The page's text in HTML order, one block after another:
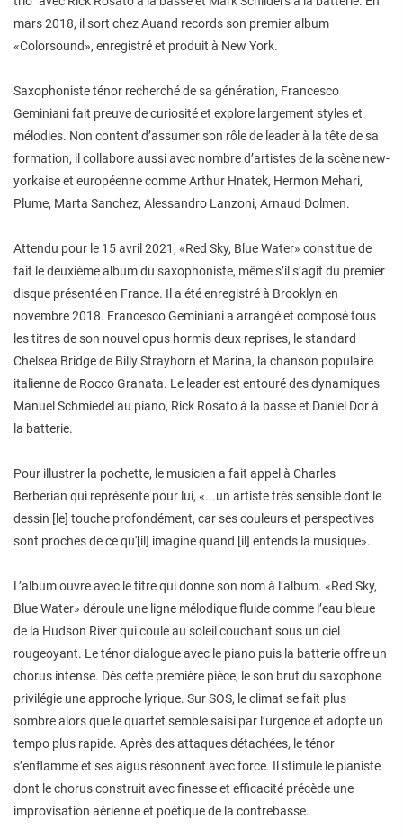
mars 2018, il sort chez Auand records son premier album
«Colorsound», enregistré et produit à New York.
Saxophoniste ténor recherché de sa génération, Francesco
Geminiani fait preuve de curiosité et explore largement styles et
mélodies. Non content d’assumer son rôle de leader à la tête de sa
formation, il collabore aussi avec nombre d’artistes de la scène new-
yorkaise et européenne comme Arthur Hnatek, Hermon Mehari,
Plume, Marta Sanchez, Alessandro Lanzoni, Arnaud Dolmen.
Attendu pour le 15 avril 2021, «Red Sky, Blue Water» constitue de
fait le deuxième album du saxophoniste, même s’il s’agit du premier
disque présenté en France. Il a été enregistré à Brooklyn en
novembre 2018. Francesco Geminiani a arrangé et composé tous
les titres de son nouvel opus hormis deux reprises, le standard
Chelsea Bridge de Billy Strayhorn et Marina, la chanson populaire
italienne de Rocco Granata. Le leader est entouré des dynamiques
Manuel Schmiedel au piano, Rick Rosato à la basse et Daniel Dor à
la batterie.
Pour illustrer la pochette, le musicien a fait appel à Charles
Berberian qui représente pour lui, «...un artiste très sensible dont le
dessin [le] touche profondément, car ses couleurs et perspectives
sont proches de ce qu'[il] imagine quand [il] entends la musique».
L’album ouvre avec le titre qui donne son nom à l’album. «Red Sky,
Blue Water» déroule une ligne mélodique fluide comme l’eau bleue
de la Hudson River qui coule au soleil couchant sous un ciel
rougeoyant. Le ténor dialogue avec le piano puis la batterie offre un
chorus intense. Dès cette première pièce, le son brut du saxophone
privilégie une approche lyrique. Sur SOS, le climat se fait plus
sombre alors que le quartet semble saisi par l’urgence et adopte un
tempo plus rapide. Après des attaques détachées, le ténor
s’enflamme et ses aigus résonnent avec force. Il stimule le pianiste
dont le chorus construit avec finesse et efficacité précède une
improvisation aérienne et poétique de la contrebasse.